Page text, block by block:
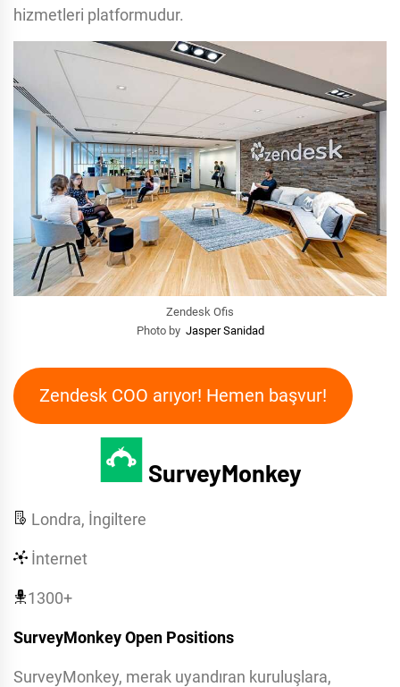
hizmetleri platformudur.
Zendesk Ofis
Photo by Jasper Sanidad
Zendesk COO arıyor! Hemen başvur!
SurveyMonkey
Londra, İngiltere
İnternet
1300+
SurveyMonkey Open Positions
SurveyMonkey, merak uyandıran kuruluşlara,